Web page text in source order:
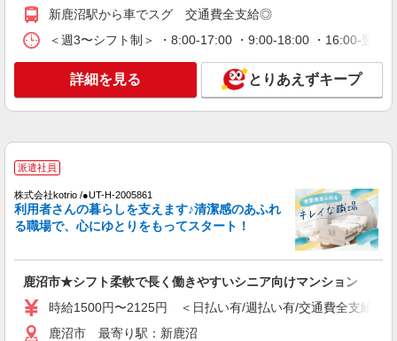
派遣社員
株式会社kotrio /●UT-H-1811266
障がい者デイで送迎、見守りなど★鹿沼市★運
転できる方急募
キープ 詳細を見る
毎日通うのが楽しみになる＊ホテルのような美
しいサ高住のSTAFF
時給1500円〜2125円 ＜日払い有/週払い有/交
通費全支給(ガソリン代含む)＞
新鹿沼駅から車でスグ 交通費全支給◎
＜週3〜シフト制＞ ・8:00-17:00 ・9:00-18:00 ・16:00-
詳細を見る とりあえずキープ
派遣社員
株式会社kotrio /●UT-H-2005861
利用者さんの暮らしを支えます♪清潔感のあふれ
る職場で、心にゆとりをもってスタート！
鹿沼市★シフト柔軟で長く働きやすいシニア向けマンション
時給1500円〜2125円 ＜日払い有/週払い有/交通費全支給(ガ
鹿沼市 最寄り駅：新鹿沼